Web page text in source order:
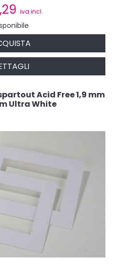
iva incl.
Acid Free 1,9 mm
Ultra White